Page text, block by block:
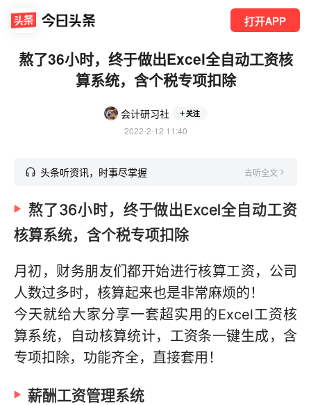
打开APP
熬了36小时，终于做出Excel全自动工资核
算系统，含个税专项扣除
会计研习社 关注
2022-2-12 11:40
头条听资讯，时事尽掌握 去听全文
熬了36小时，终于做出Excel全自动工资
核算系统，含个税专项扣除
月初，财务朋友们都开始进行核算工资，公司
人数过多时，核算起来也是非常麻烦的！
今天就给大家分享一套超实用的Excel工资核
算系统，自动核算统计，工资条一键生成，含
专项扣除，功能齐全，直接套用！
薪酬工资管理系统